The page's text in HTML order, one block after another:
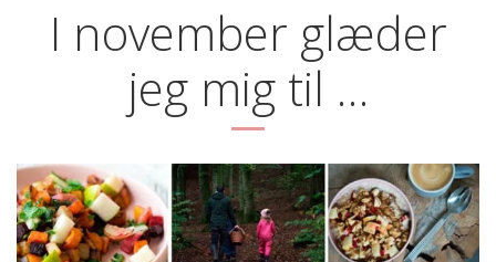
I november glæder
jeg mig til …